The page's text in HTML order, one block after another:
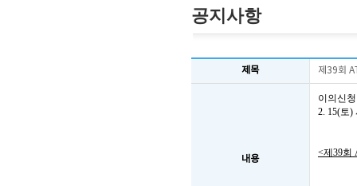
공지사항
제목 제39회
내용
이의신
2. 15(토)
<제39회